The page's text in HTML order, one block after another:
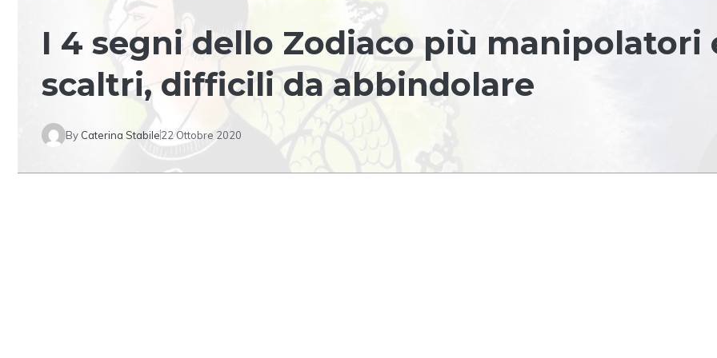
I 4 segni dello Zodiaco più manipolatori
scaltri, difficili da abbindolare
By Caterina Stabile22 Ottobre 2020